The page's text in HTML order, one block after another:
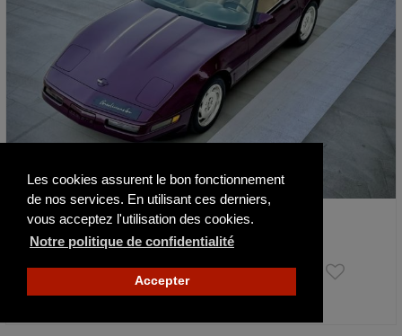
Les cookies assurent le bon fonctionnement
de nos services. En utilisant ces derniers,
vous acceptez l'utilisation des cookies.
Notre politique de confidentialité
Accepter
Chevrolet Corvette C4 Cabriolet
1995 44630 km
29 950 €